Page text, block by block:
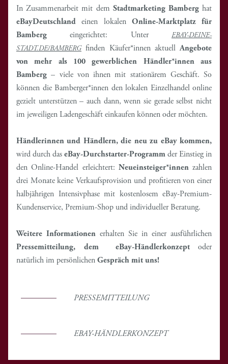
In Zusammenarbeit mit dem Stadtmarketing Bamberghat
eBayDeutschland einen lokalen Online-Marktplatz für
Bamberg eingerichtet: Unter EBAY-DEINE-
STADT.DE/BAMBERGfinden Käufer*innen aktuellAngebote
von mehr als 100 gewerblichen Händler*innen aus
Bamberg – viele von ihnen mit stationärem Geschäft. So
können die Bamberger*innen den lokalen Einzelhandel online
gezielt unterstützen – auch dann, wenn sie gerade selbst nicht
im jeweiligen Ladengeschäft einkaufen können oder möchten.
Händlerinnen und Händlern, die neu zu eBay kommen,
wird durch daseBay-Durchstarter-Programmder Einstieg in
den Online-Handel erleichtert: Neueinsteiger*innenzahlen
drei Monate keine Verkaufsprovision und profitieren von einer
halbjährigen Intensivphase mit kostenlosem eBay-Premium-
Kundenservice, Premium-Shop und individueller Beratung.
Weitere Informationen erhalten Sie in einer ausführlichen
Pressemitteilung, dem eBay-Händlerkonzept oder
natürlich im persönlichenGespräch mit uns!
PRESSEMITTEILUNG
EBAY-HÄNDLERKONZEPT